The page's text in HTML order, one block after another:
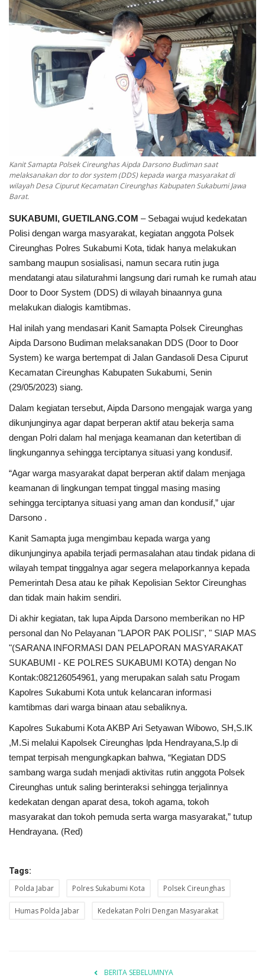
Keamanan
Kejahatan
Cybers Event
UMKM & Ekonomi Kreatif
Pekerja Migran Indonesia
Ekonomi
Pendidikan
Informasi Journalism
Olahraga
Kesehatan
Layanan Publik
Perempuan/Anak
Kanit Samapta Polsek Cireunghas Aipda Darsono Budiman saat
melaksanakan dor to dor system (DDS) kepada warga masyarakat di
wilayah Desa Cipurut Kecamatan Cireunghas Kabupaten Sukabumi Jawa
Barat.
SUKABUMI, GUETILANG.COM – Sebagai wujud kedekatan
Polisi dengan warga masyarakat, kegiatan anggota Polsek
Cireunghas Polres Sukabumi Kota, tidak hanya melakukan
sambang maupun sosialisasi, namun secara rutin juga
mendatangi atau silaturahmi langsung dari rumah ke rumah atau
Door to Door System (DDS) di wilayah binaannya guna
melakukan dialogis kamtibmas.
Hal inilah yang mendasari Kanit Samapta Polsek Cireunghas
Aipda Darsono Budiman melaksanakan DDS (Door to Door
System) ke warga bertempat di Jalan Gandasoli Desa Cipurut
Kecamatan Cireunghas Kabupaten Sukabumi, Senin
(29/05/2023) siang.
Dalam kegiatan tersebut, Aipda Darsono mengajak warga yang
dikunjunginya agar dapat berperan aktif atau bekerja sama
dengan Polri dalam hal menjaga keamanan dan ketertiban di
lingkungannya sehingga terciptanya situasi yang kondusif.
“Agar warga masyarakat dapat berperan aktif dalam menjaga
keamanan di lingkungan tempat tinggal masing masing
sehingga terciptanya situasi yang aman dan kondusif,” ujar
Darsono .
Kanit Samapta juga mengimbau kepada warga yang
dikunjunginya apabila terjadi permasalahan atau tindak pidana di
wilayah tempat tinggalnya agar segera melaporkannya kepada
Pemerintah Desa atau ke pihak Kepolisian Sektor Cireunghas
dan tidak main hakim sendiri.
Di akhir kegiatan, tak lupa Aipda Darsono memberikan no HP
personal dan No Pelayanan "LAPOR PAK POLISI", " SIAP MAS
"(SARANA INFORMASI DAN PELAPORAN MASYARAKAT
SUKABUMI - KE POLRES SUKABUMI KOTA) dengan No
Kontak:082126054961, yang merupakan salah satu Progam
Kapolres Sukabumi Kota untuk kelancaran informasi
kamtibmas dari warga binaan atau sebaliknya.
Kapolres Sukabumi Kota AKBP Ari Setyawan Wibowo, SH,S.IK
,M.Si melalui Kapolsek Cireunghas lpda Hendrayana,S.lp di
tempat terpisah mengungkapkan bahwa, “Kegiatan DDS
sambang warga sudah menjadi aktivitas rutin anggota Polsek
Cireunghas untuk saling berinteraksi sehingga terjalinnya
kedekatan dengan aparat desa, tokoh agama, tokoh
masyarakat dan tokoh pemuda serta warga masyarakat,” tutup
Hendrayana. (Red)
Tags:
Polda Jabar Polres Sukabumi Kota Polsek Cireunghas
Humas Polda Jabar Kedekatan Polri Dengan Masyarakat
BERITA SEBELUMNYA